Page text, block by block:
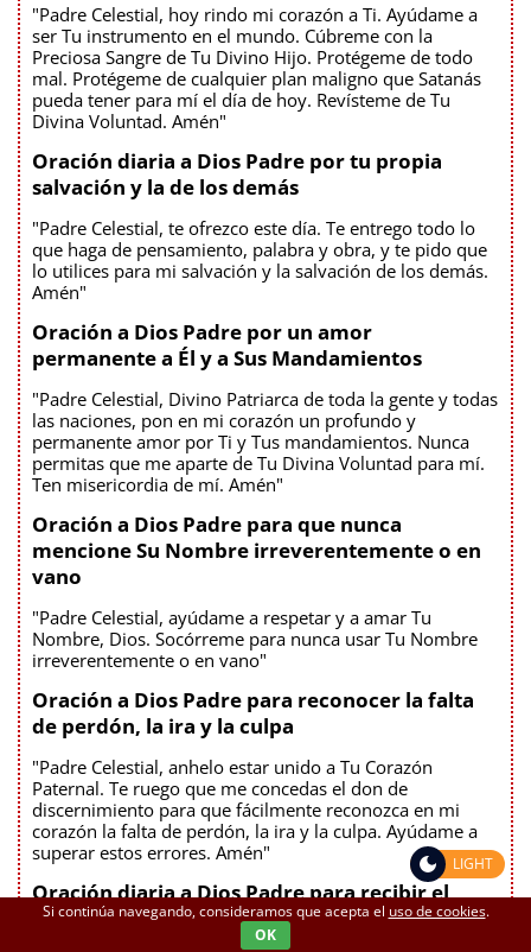
"Padre Celestial, hoy rindo mi corazón a Ti. Ayúdame a
ser Tu instrumento en el mundo. Cúbreme con la
Preciosa Sangre de Tu Divino Hijo. Protégeme de todo
mal. Protégeme de cualquier plan maligno que Satanás
pueda tener para mí el día de hoy. Revísteme de Tu
Divina Voluntad. Amén"
Oración diaria a Dios Padre por tu propia
salvación y la de los demás
"Padre Celestial, te ofrezco este día. Te entrego todo lo
que haga de pensamiento, palabra y obra, y te pido que
lo utilices para mi salvación y la salvación de los demás.
Amén"
Oración a Dios Padre por un amor
permanente a Él y a Sus Mandamientos
"Padre Celestial, Divino Patriarca de toda la gente y todas
las naciones, pon en mi corazón un profundo y
permanente amor por Ti y Tus mandamientos. Nunca
permitas que me aparte de Tu Divina Voluntad para mí.
Ten misericordia de mí. Amén"
Oración a Dios Padre para que nunca
mencione Su Nombre irreverentemente o en
vano
"Padre Celestial, ayúdame a respetar y a amar Tu
Nombre, Dios. Socórreme para nunca usar Tu Nombre
irreverentemente o en vano"
Oración a Dios Padre para reconocer la falta
de perdón, la ira y la culpa
"Padre Celestial, anhelo estar unido a Tu Corazón
Paternal. Te ruego que me concedas el don de
discernimiento para que fácilmente reconozca en mi
corazón la falta de perdón, la ira y la culpa. Ayúdame a
superar estos errores. Amén"
Oración diaria a Dios Padre para recibir el
Espíritu de su Corazón
Si continúa navegando, consideramos que acepta el uso de cookies.
OK
LIGHT